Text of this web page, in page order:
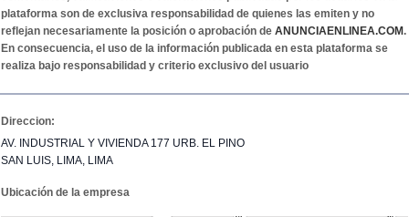
plataforma son de exclusiva responsabilidad de quienes las emiten y no
reflejan necesariamente la posición o aprobación de ANUNCIAENLINEA.COM.
En consecuencia, el uso de la información publicada en esta plataforma se
realiza bajo responsabilidad y criterio exclusivo del usuario
Direccion:
AV. INDUSTRIAL Y VIVIENDA 177 URB. EL PINO
SAN LUIS, LIMA, LIMA
Ubicación de la empresa